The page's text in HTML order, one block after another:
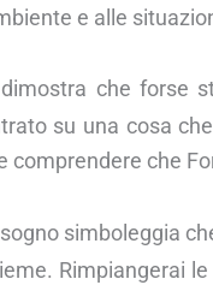
e alle
dimostra che forse
su una cosa
comprendere che
simboleggia
Rimpiangerai